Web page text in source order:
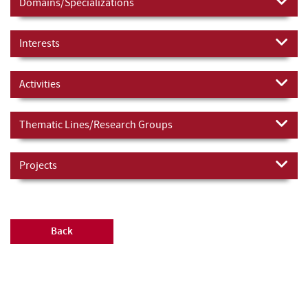
Domains/Specializations
Interests
Activities
Thematic Lines/Research Groups
Projects
Back